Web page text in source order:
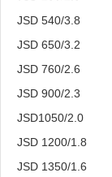
JSD 540/3.8
JSD 650/3.2
JSD 760/2.6
JSD 900/2.3
JSD1050/2.0
JSD 1200/1.8
JSD 1350/1.6